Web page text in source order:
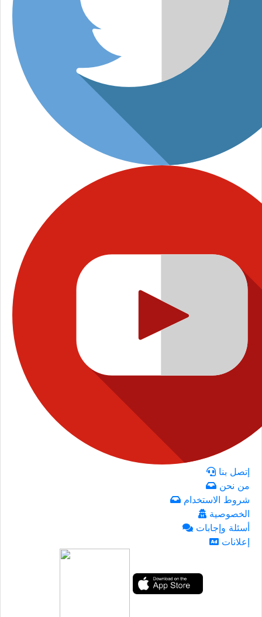
إتصل بنا
من نحن
شروط الاستخدام
الخصوصية
أسئلة وإجابات
إعلانات